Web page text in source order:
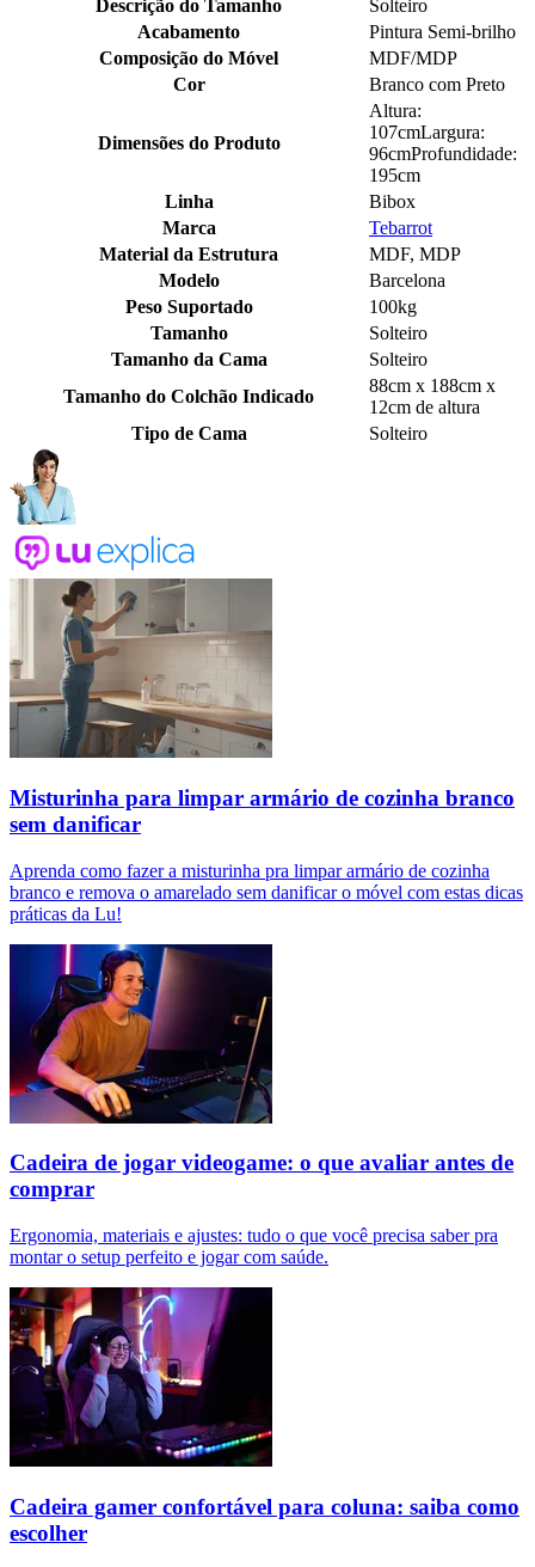
Descrição do Tamanho
Solteiro
Acabamento
Pintura Semi-brilho
Composição do Móvel
MDF/MDP
Cor
Branco com Preto
Dimensões do Produto
Altura:
107cmLargura:
96cmProfundidade:
195cm
Linha
Bibox
Marca
Tebarrot
Material da Estrutura
MDF, MDP
Modelo
Barcelona
Peso Suportado
100kg
Tamanho
Solteiro
Tamanho da Cama
Solteiro
Tamanho do Colchão Indicado
88cm x 188cm x
12cm de altura
Tipo de Cama
Solteiro
Misturinha para limpar armário de cozinha branco
sem danificar
Aprenda como fazer a misturinha pra limpar armário de cozinha
branco e remova o amarelado sem danificar o móvel com estas dicas
práticas da Lu!
Cadeira de jogar videogame: o que avaliar antes de
comprar
Ergonomia, materiais e ajustes: tudo o que você precisa saber pra
montar o setup perfeito e jogar com saúde.
Cadeira gamer confortável para coluna: saiba como
escolher